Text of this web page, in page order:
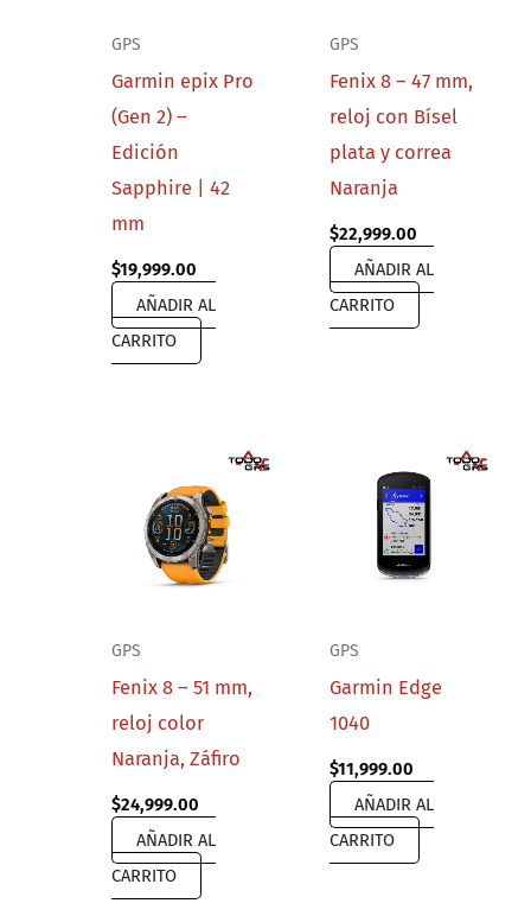
GPS
Garmin epix Pro
(Gen 2) –
Edición
Sapphire | 42
mm
$19,999.00
AÑADIR AL
CARRITO
GPS
Fenix 8 – 47 mm,
reloj con Bísel
plata y correa
Naranja
$22,999.00
AÑADIR AL
CARRITO
GPS
Fenix 8 – 51 mm,
reloj color
Naranja, Záfiro
$24,999.00
AÑADIR AL
CARRITO
GPS
Garmin Edge
1040
$11,999.00
AÑADIR AL
CARRITO